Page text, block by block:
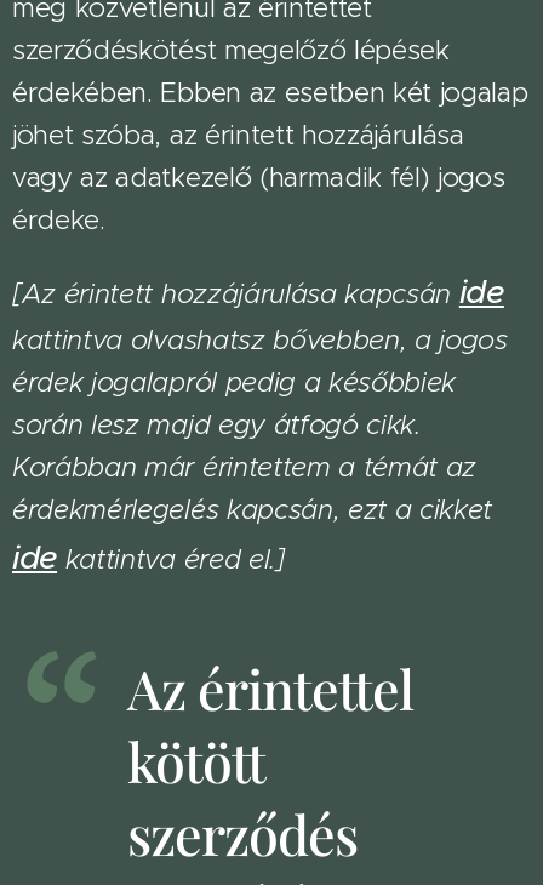
meg közvetlenül az érintettet
szerződéskötést megelőző lépések
érdekében. Ebben az esetben két jogalap
jöhet szóba, az érintett hozzájárulása
vagy az adatkezelő (harmadik fél) jogos
érdeke.
[Az érintett hozzájárulása kapcsán ide
kattintva olvashatsz bővebben, a jogos
érdek jogalapról pedig a későbbiek
során lesz majd egy átfogó cikk.
Korábban már érintettem a témát az
érdekmérlegelés kapcsán, ezt a cikket
ide kattintva éred el.]
Az érintettel
kötött
szerződés